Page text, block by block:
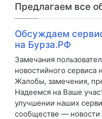
Предлагаем все
Обсуждаем
на Бурза.РФ
Замечания
новостийного сервиса
Жалобы, замечения,
Надеемся на Ваше
улучшении наших
сообществе — новости